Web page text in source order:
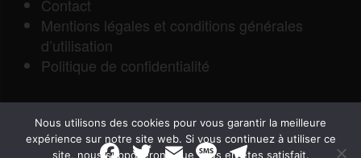
Contact
Mentions légales et conditions générales
d’utilisation
Politique de confidentialité
F T E M T
Nous utilisons des cookies pour vous garantir la meilleure
expérience sur notre site web. Si vous continuez à utiliser ce
site, nous supposerons que vous en êtes satisfait.